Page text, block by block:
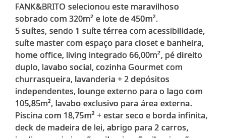
FANK&BRITO selecionou este maravilhoso
sobrado com 320m² e lote de 450m².
5 suítes, sendo 1 suíte térrea com acessibilidade,
suíte master com espaço para closet e banheira,
home office, living integrado 66,00m², pé direito
duplo, lavabo social, cozinha Gourmet com
churrasqueira, lavanderia + 2 depósitos
independentes, lounge externo para o lago com
105,85m², lavabo exclusivo para área externa.
Piscina com 18,75m² + estar seco e borda infinita,
deck de madeira de lei, abrigo para 2 carros,